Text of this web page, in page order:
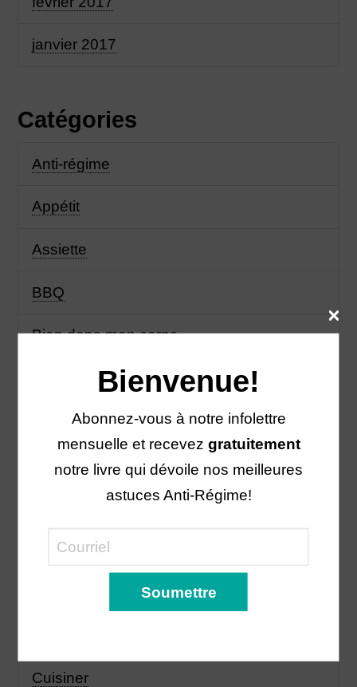
janvier 2017
Catégories
Anti-régime
Appétit
Assiette
BBQ
Bien dans mon corps
Bien manger
Biologique
Boisson
Collation
Cuisiner
Bienvenue!
Abonnez-vous à notre infolettre
mensuelle et recevez gratuitement
notre livre qui dévoile nos meilleures
astuces Anti-Régime!